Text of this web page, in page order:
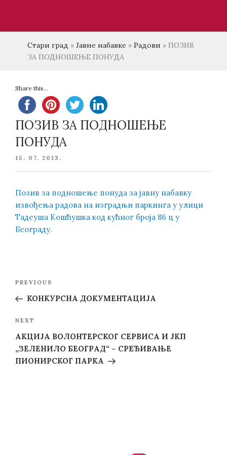
Стари град » Јавне набавке » Радови » ПОЗИВ
ЗА ПОДНОШЕЊЕ ПОНУДА
Share this...
ПОЗИВ ЗА ПОДНОШЕЊЕ
ПОНУДА
POSTED
15. 07. 2013.
Позив за подношење понуда за јавну набавку
извођења радова на изградњи паркинга у улици
Тадеуша Кошћушка код кућног броја 86 ц у
Београду.
Previous
Post
PREVIOUS
КОНКУРСНА ДОКУМЕНТАЦИЈА
Next
Post
NEXT
АКЦИЈА ВОЛОНТЕРСКОГ СЕРВИСА И ЈКП
„ЗЕЛЕНИЛО БЕОГРАД“ – СРЕЂИВАЊЕ
ПИОНИРСКОГ ПАРКА